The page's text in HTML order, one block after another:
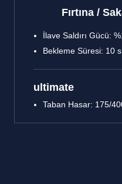
Fırtına /
İlave Saldırı Gücü:
Bekleme Süresi: 10
ultimate
Taban Hasar: 175/